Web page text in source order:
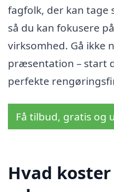
fagfolk, der kan tage
så du kan fokusere
virksomhed. Gå ikke
præsentation – start
perfekte
Få tilbud, gratis og
Hvad koster